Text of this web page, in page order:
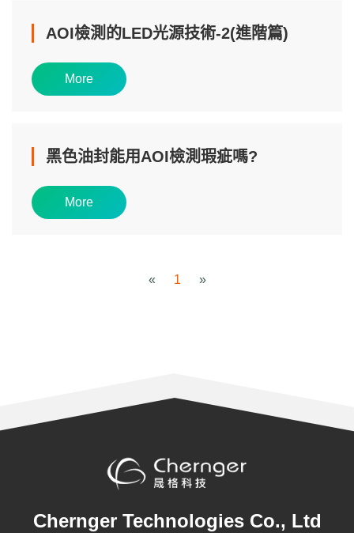
AOI檢測的LED光源技術-2(進階篇)
More
黑色油封能用AOI檢測瑕疵嗎?
More
« 1 »
Chernger Technologies Co., Ltd